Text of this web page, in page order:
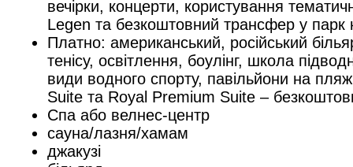
вечірки, концерти, користування
Legen та безкоштовний трансфер у парк
Платно: американський, російський
тенісу, освітлення, боулінг, школа
види водного спорту, павільйони на
Suite та Royal Premium Suite –
Спа або велнес-центр
сауна/лазня/хамам
джакузі